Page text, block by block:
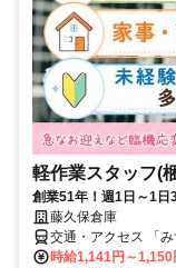
軽作業スタッフ(
創業51年！週1日～1日
藤久保倉庫
交通・アクセス 「
ス、【大崎電気工業
時給1,141円～1,150